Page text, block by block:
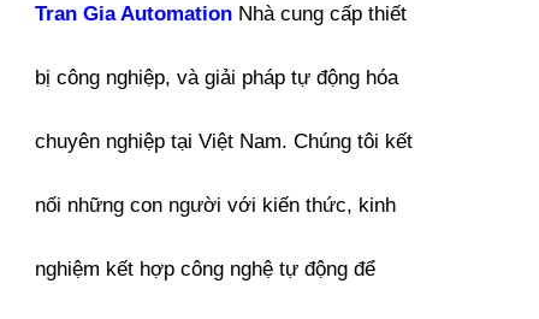
Tran Gia Automation Nhà cung cấp thiết
bị công nghiệp, và giải pháp tự động hóa
chuyên nghiệp tại Việt Nam. Chúng tôi kết
nối những con người với kiến thức, kinh
nghiệm kết hợp công nghệ tự động để